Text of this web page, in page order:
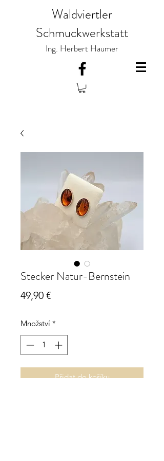
Waldviertler
Schmuckwerkstatt
Ing. Herbert Haumer
Stecker Natur-Bernstein
49,90 €Cena
Množství *
Přidat do košíku